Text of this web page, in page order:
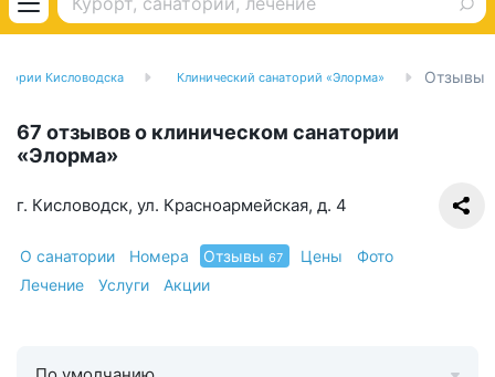
Кисловодска Клинический санаторий «Элорма» Отзывы
67 отзывов о клиническом санатории
«Элорма»
г. Кисловодск, ул. Красноармейская, д. 4
О санатории Номера Отзывы 67 Цены
Фото
Лечение
Услуги Акции